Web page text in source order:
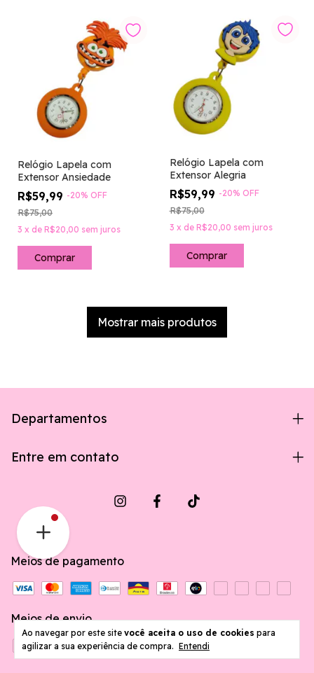
Ao navegar por este site você aceita o uso de cookies para
agilizar a sua experiência de compra. Entendi
Relógio Lapela com
Extensor Ansiedade
R$59,99 -20% OFF
R$75,00
3 x de R$20,00 sem juros
Relógio Lapela com
Extensor Alegria
R$59,99 -20% OFF
R$75,00
3 x de R$20,00 sem juros
Mostrar mais produtos
Departamentos
Entre em contato
Meios de pagamento
Meios de envio